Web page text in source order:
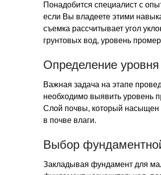
Понадобится специалист с
если Вы владеете этими
съемка рассчитывает угол
грунтовых вод, уровень
Определение
Важная задача на этапе
необходимо выявить уровень
Слой почвы, который насыщен
в почве влаги.
Выбор
Закладывая фундамент для